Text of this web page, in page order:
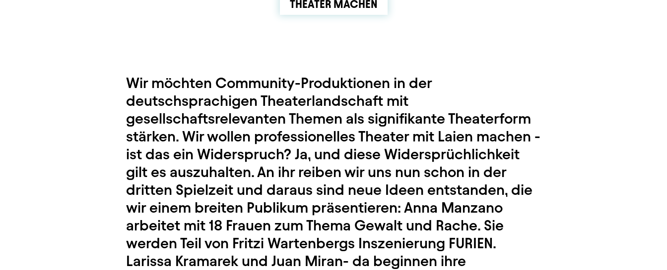
THEATER MACHEN
Wir möchten Community-Produktionen in der
deutschsprachigen Theaterlandschaft mit
gesellschaftsrelevanten Themen als signifikante Theaterform
stärken. Wir wollen professionelles Theater mit Laien machen -
ist das ein Widerspruch? Ja, und diese Widersprüchlichkeit
gilt es auszuhalten. An ihr reiben wir uns nun schon in der
dritten Spielzeit und daraus sind neue Ideen entstanden, die
wir einem breiten Publikum präsentieren: Anna Manzano
arbeitet mit 18 Frauen zum Thema Gewalt und Rache. Sie
werden Teil von Fritzi Wartenbergs Inszenierung FURIEN.
Larissa Kramarek und Juan Miran- da beginnen ihre